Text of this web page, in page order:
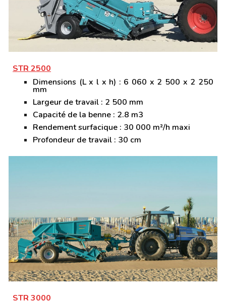
STR 2500
Dimensions (L x l x h) : 6 060 x 2 500 x 2 250
mm
Largeur de travail : 2 500 mm
Capacité de la benne : 2.8 m3
Rendement surfacique : 30 000 m²/h maxi
Profondeur de travail : 30 cm
STR 3000